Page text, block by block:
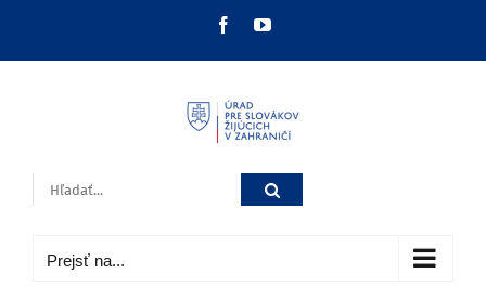
FacebookYouTube
Hľadať:
Prejsť na...